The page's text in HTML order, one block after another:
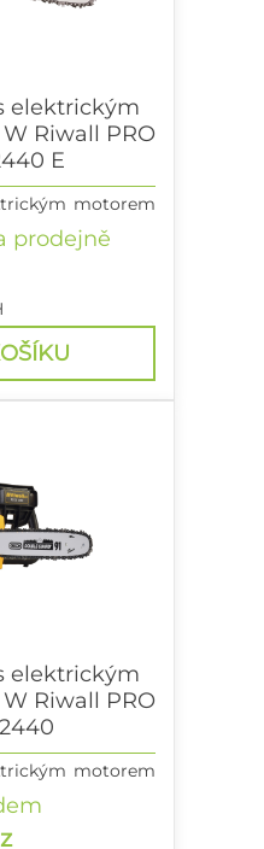
elektrickým
Riwall PRO
E
motorem
prodejně
elektrickým
Riwall PRO
motorem